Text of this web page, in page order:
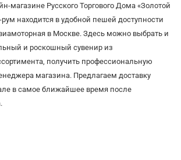
магазине Русского Торгового Дома «Золотой
находится в удобной пешей доступности
в Москве. Здесь можно выбрать и
и роскошный сувенир из
получить профессиональную
магазина. Предлагаем доставку
в самое ближайшее время после